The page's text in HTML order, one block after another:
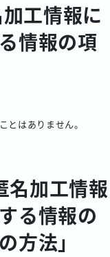
工情報に
情報の項
とはありません。
名加工情報
る情報の
方法」